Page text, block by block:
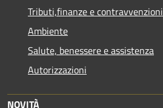
Tributi,finanze e contravvenzioni
Ambiente
Salute, benessere e assistenza
Autorizzazioni
NOVITÀ